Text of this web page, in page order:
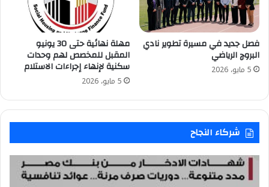
فصل جديد في مسيرة تطوير نادي
البروچ الرياضي
5 مايو، 2026
مهلة نهائية حتى 30 يونيو
المقبل للمخصص لهم وحدات
سكنية لإنهاء إجراءات الاستلام
5 مايو، 2026
شركاء النجاح